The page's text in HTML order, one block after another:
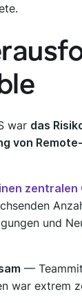
war das
von
zentralen
und
—
war extrem